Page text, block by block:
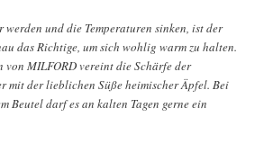
werden und die Temperaturen sinken, ist der
das Richtige, um sich wohlig warm zu halten.
von MILFORD vereint die Schärfe der
mit der lieblichen Süße heimischer Äpfel. Bei
Beutel darf es an kalten Tagen gerne ein